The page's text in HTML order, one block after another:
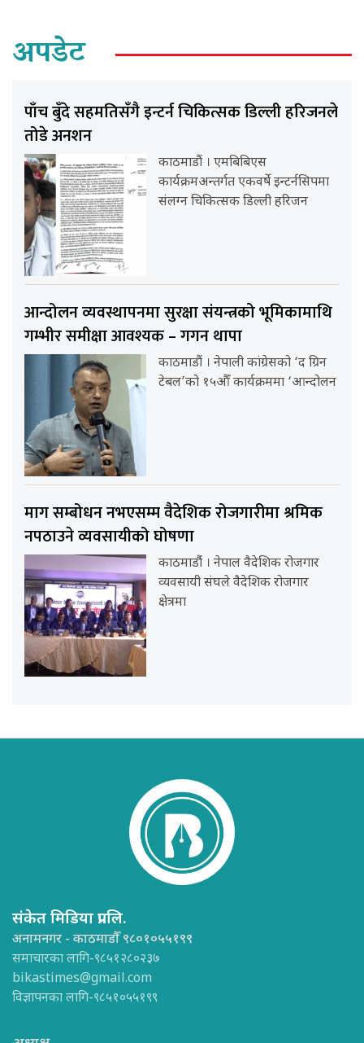
अपडेट
पाँच बुँदे सहमतिसँगै इन्टर्न चिकित्सक डिल्ली हरिजनले
तोडे अनशन
काठमाडौं । एमबिबिएस
कार्यक्रमअन्तर्गत एकवर्षे इन्टर्नसिपमा
संलग्न चिकित्सक डिल्ली हरिजन
आन्दोलन व्यवस्थापनमा सुरक्षा संयन्त्रको भूमिकामाथि
गम्भीर समीक्षा आवश्यक – गगन थापा
काठमाडौं । नेपाली कांग्रेसको ‘द ग्रिन
टेबल’को १५औँ कार्यक्रममा ‘आन्दोलन
माग सम्बोधन नभएसम्म वैदेशिक रोजगारीमा श्रमिक
नपठाउने व्यवसायीको घोषणा
काठमाडौंं । नेपाल वैदेशिक रोजगार
व्यवसायी संघले वैदेशिक रोजगार
क्षेत्रमा
संकेत मिडिया प्रा.लि.
अनामनगर - काठमाडौँ ९८०१०५५१९९
समाचारका लागि-९८५१२८०२३७
bikastimes@gmail.com
विज्ञापनका लागि-९८५१०५५१९९